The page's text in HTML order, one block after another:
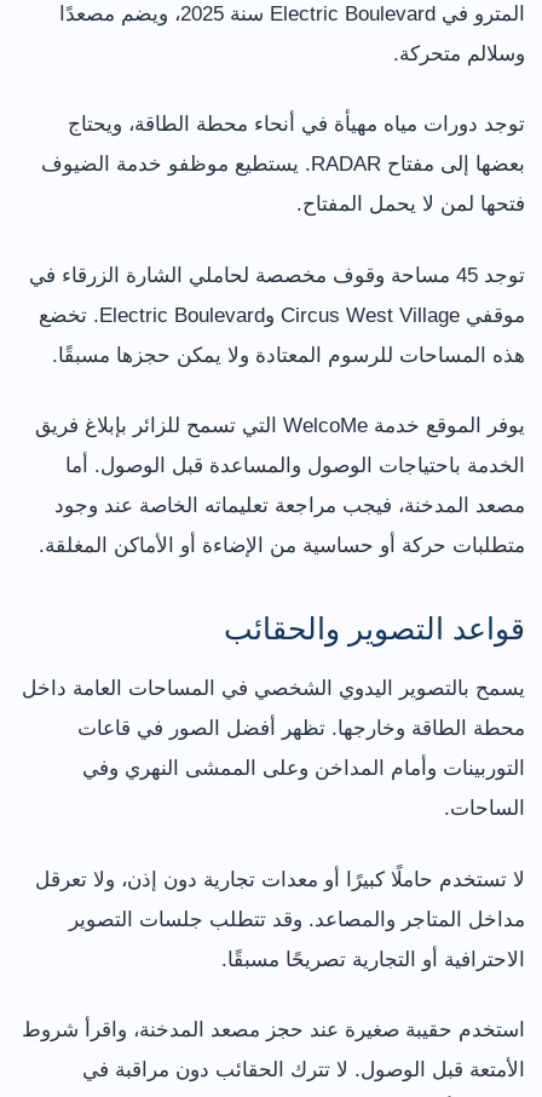
المترو في Electric Boulevard سنة 2025، ويضم مصعدًا
وسلالم متحركة.
توجد دورات مياه مهيأة في أنحاء محطة الطاقة، ويحتاج
بعضها إلى مفتاح RADAR. يستطيع موظفو خدمة الضيوف
فتحها لمن لا يحمل المفتاح.
توجد 45 مساحة وقوف مخصصة لحاملي الشارة الزرقاء في
موقفي Circus West Village وElectric Boulevard. تخضع
هذه المساحات للرسوم المعتادة ولا يمكن حجزها مسبقًا.
يوفر الموقع خدمة WelcoMe التي تسمح للزائر بإبلاغ فريق
الخدمة باحتياجات الوصول والمساعدة قبل الوصول. أما
مصعد المدخنة، فيجب مراجعة تعليماته الخاصة عند وجود
متطلبات حركة أو حساسية من الإضاءة أو الأماكن المغلقة.
قواعد التصوير والحقائب
يسمح بالتصوير اليدوي الشخصي في المساحات العامة داخل
محطة الطاقة وخارجها. تظهر أفضل الصور في قاعات
التوربينات وأمام المداخن وعلى الممشى النهري وفي
الساحات.
لا تستخدم حاملًا كبيرًا أو معدات تجارية دون إذن، ولا تعرقل
مداخل المتاجر والمصاعد. وقد تتطلب جلسات التصوير
الاحترافية أو التجارية تصريحًا مسبقًا.
استخدم حقيبة صغيرة عند حجز مصعد المدخنة، واقرأ شروط
الأمتعة قبل الوصول. لا تترك الحقائب دون مراقبة في